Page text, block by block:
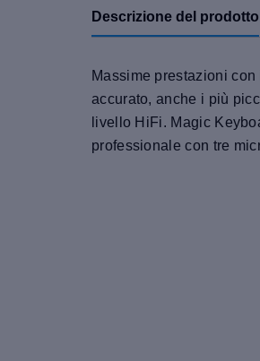
Descrizione del prodotto
Massime prestazioni
accurato, anche i più
livello HiFi. Magic
professionale con tre